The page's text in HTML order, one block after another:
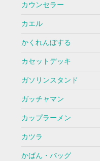
カウンセラー
カエル
かくれんぼする
カセットデッキ
ガソリンスタンド
ガッチャマン
カップラーメン
カツラ
かばん・バッグ